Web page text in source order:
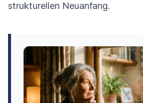
strukturellen Neuanfang.